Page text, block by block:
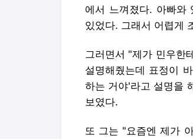
에서 느껴졌다. 아빠와
있었다. 그래서 어렵게
그러면서 "제가 민우한
설명해줬는데 표정이
하는 거야'라고 설명을
보였다.
또 그는 "요즘엔 제가